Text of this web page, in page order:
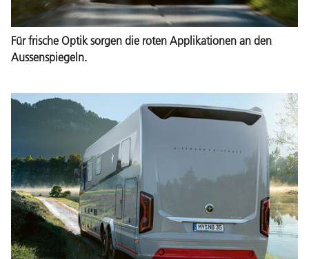
Für frische Optik sorgen die roten Applikationen an den
Aussenspiegeln.